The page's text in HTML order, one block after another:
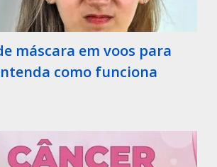
máscara em voos para
como funciona